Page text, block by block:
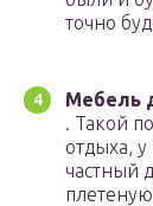
точно
Мебель
. Такой
отдыха, у
частный